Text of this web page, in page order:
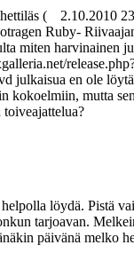
(
2.10.2010
Ruby-
miten harvinainen
julkaisua en ole
kokoelmiin, mutta
löydä. Pistä
tarjoavan.
päivänä melko